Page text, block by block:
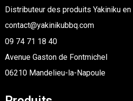
Distributeur des produits Yakiniku en
contact@yakinikubbq.com
09 74 71 18 40
Avenue Gaston de Fontmichel
06210 Mandelieu-la-Napoule